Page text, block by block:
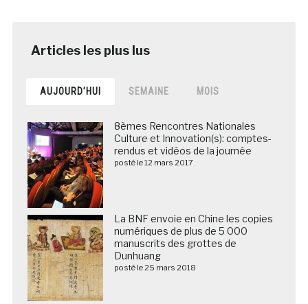
AUJOURD’HUI SEMAINE MOIS
8èmes Rencontres Nationales
Culture et Innovation(s): comptes-
rendus et vidéos de la journée
posté le 12 mars 2017
La BNF envoie en Chine les copies
numériques de plus de 5 000
manuscrits des grottes de
Dunhuang
posté le 25 mars 2018